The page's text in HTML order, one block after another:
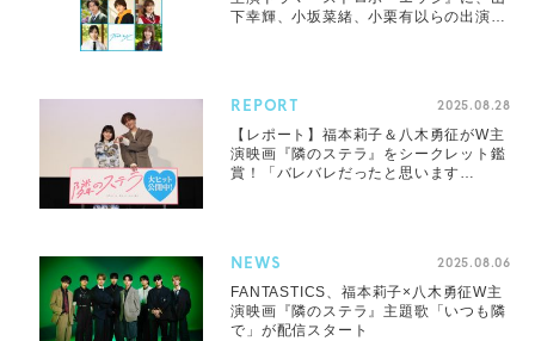
下幸輝、小坂菜緒、小栗有以らの出演が
REPORT 2025.08.28
【レポート】福本莉子＆八木勇征がW主
演映画『隣のステラ』をシークレット鑑
賞！「バレバレだったと思います
NEWS 2025.08.06
FANTASTICS、福本莉子×八木勇征W主
演映画『隣のステラ』主題歌「いつも隣
で」が配信スタート